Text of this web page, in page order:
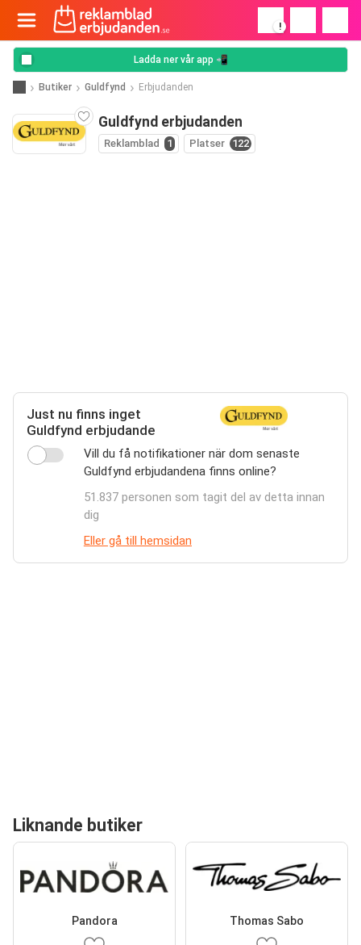
!
Ladda ner vår app 📲
Butiker Guldfynd Erbjudanden
Guldfynd erbjudanden
Reklamblad 1 Platser 122
Just nu finns inget
Guldfynd erbjudande
Vill du få notifikationer när dom senaste
Guldfynd erbjudandena finns online?
51.837 personen som tagit del av detta innan
dig
Eller gå till hemsidan
Liknande butiker
Pandora Thomas Sabo